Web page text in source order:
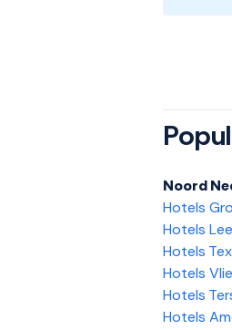
Noord
Hotels
Hotels
Hotels
Hotels
Hotels
Hotels